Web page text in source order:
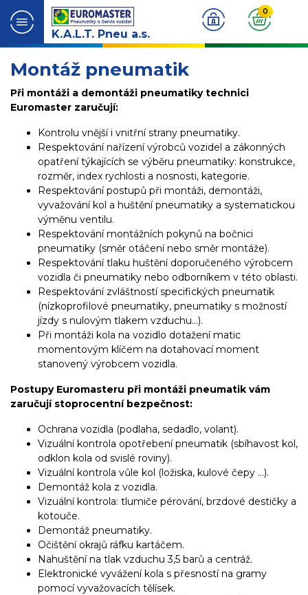
K.A.L.T. Pneu a.s.
0
Montáž pneumatik
Při montáži a demontáži pneumatiky technici
Euromaster zaručují:
Kontrolu vnější i vnitřní strany pneumatiky.
Respektování nařízení výrobců vozidel a zákonných
opatření týkajících se výběru pneumatiky: konstrukce,
rozměr, index rychlosti a nosnosti, kategorie.
Respektování postupů při montáži, demontáži,
vyvažování kol a huštění pneumatiky a systematickou
výměnu ventilu.
Respektování montážních pokynů na bočnici
pneumatiky (směr otáčení nebo směr montáže).
Respektování tlaku huštění doporučeného výrobcem
vozidla či pneumatiky nebo odborníkem v této oblasti.
Respektování zvláštností specifických pneumatik
(nízkoprofilové pneumatiky, pneumatiky s možností
jízdy s nulovým tlakem vzduchu...).
Při montáži kola na vozidlo dotažení matic
momentovým klíčem na dotahovací moment
stanovený výrobcem vozidla.
Postupy Euromasteru při montáži pneumatik vám
zaručují stoprocentní bezpečnost:
Ochrana vozidla (podlaha, sedadlo, volant).
Vizuální kontrola opotřebení pneumatik (sbíhavost kol,
odklon kola od svislé roviny).
Vizuální kontrola vůle kol (ložiska, kulové čepy …).
Demontáž kola z vozidla.
Vizuální kontrola: tlumiče pérování, brzdové destičky a
kotouče.
Demontáž pneumatiky.
Očištění okrajů ráfku kartáčem.
Nahuštění na tlak vzduchu 3,5 barů a centráž.
Elektronické vyvážení kola s přesností na gramy
pomocí vyvažovacích tělísek.